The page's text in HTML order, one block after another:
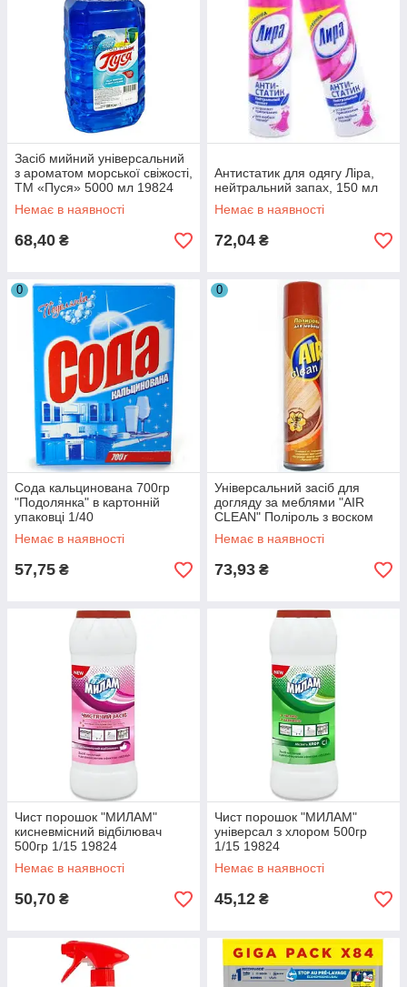
Засіб мийний універсальний
з ароматом морської свіжості,
ТМ «Пуся» 5000 мл 19824
Немає в наявності
68,40 ₴
Антистатик для одягу Ліра,
нейтральний запах, 150 мл
Немає в наявності
72,04 ₴
0
Сода кальцинована 700гр
"Подолянка" в картонній
упаковці 1/40
Немає в наявності
57,75 ₴
0
Універсальний засіб для
догляду за меблями "AIR
CLEAN" Поліроль з воском
300 мл 38315
Немає в наявності
73,93 ₴
Чист порошок "МИЛАМ"
кисневмісний відбілювач
500гр 1/15 19824
Немає в наявності
50,70 ₴
Чист порошок "МИЛАМ"
універсал з хлором 500гр
1/15 19824
Немає в наявності
45,12 ₴